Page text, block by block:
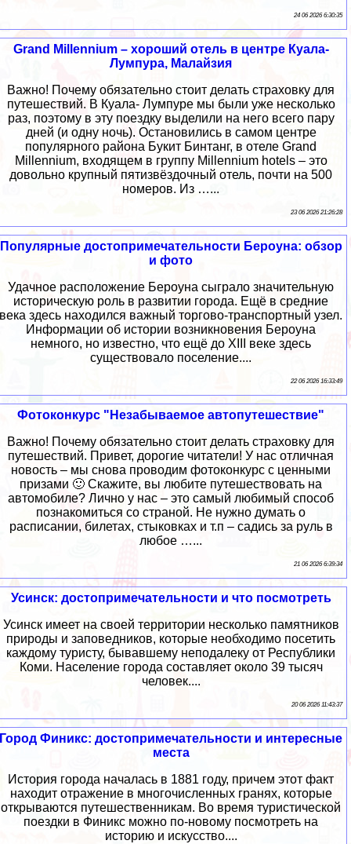
24 06 2026 6:30:35
Grand Millennium – хороший отель в центре Куала-
Лумпура, Малайзия
Важно! Почему обязательно стоит делать страховку для
путешествий. В Куала- Лумпуре мы были уже несколько
раз, поэтому в эту поездку выделили на него всего пару
дней (и одну ночь). Остановились в самом центре
популярного района Букит Бинтанг, в отеле Grand
Millennium, входящем в группу Millennium hotels – это
довольно крупный пятизвёздочный отель, почти на 500
номеров. Из …...
23 06 2026 21:26:28
Популярные достопримечательности Бероуна: обзор
и фото
Удачное расположение Бероуна сыграло значительную
историческую роль в развитии города. Ещё в средние
века здесь находился важный торгово-транспортный узел.
Информации об истории возникновения Бероуна
немного, но известно, что ещё до XIII веке здесь
существовало поселение....
22 06 2026 16:33:49
Фотоконкурс "Незабываемое автопутешествие"
Важно! Почему обязательно стоит делать страховку для
путешествий. Привет, дорогие читатели! У нас отличная
новость – мы снова проводим фотоконкурс с ценными
призами 🙂 Скажите, вы любите путешествовать на
автомобиле? Лично у нас – это самый любимый способ
познакомиться со страной. Не нужно думать о
расписании, билетах, стыковках и т.п – садись за руль в
любое …...
21 06 2026 6:39:34
Усинск: достопримечательности и что посмотреть
Усинск имеет на своей территории несколько памятников
природы и заповедников, которые необходимо посетить
каждому туристу, бывавшему неподалеку от Республики
Коми. Население города составляет около 39 тысяч
человек....
20 06 2026 11:43:37
Город Финикс: достопримечательности и интересные
места
История города началась в 1881 году, причем этот факт
находит отражение в многочисленных гранях, которые
открываются путешественникам. Во время туристической
поездки в Финикс можно по-новому посмотреть на
историю и искусство....